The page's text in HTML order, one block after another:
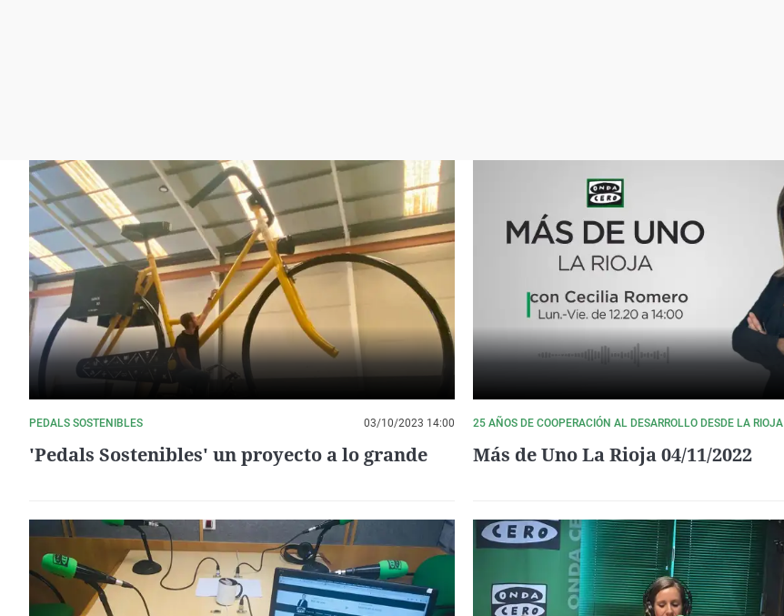
PEDALS SOSTENIBLES 03/10/2023 14:00
'Pedals Sostenibles' un proyecto a lo grande
25 AÑOS DE COOPERACIÓN AL DESARROLLO DESDE LA RIOJA
Más de Uno La Rioja 04/11/2022